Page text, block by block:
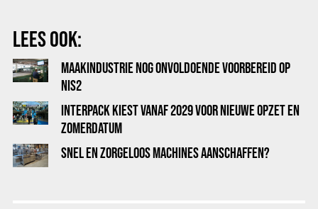
LEES OOK:
MAAKINDUSTRIE NOG ONVOLDOENDE VOORBEREID OP
NIS2
INTERPACK KIEST VANAF 2029 VOOR NIEUWE OPZET EN
ZOMERDATUM
SNEL EN ZORGELOOS MACHINES AANSCHAFFEN?